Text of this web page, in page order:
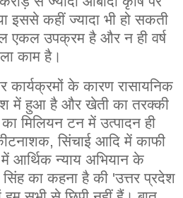
इससे कहीं ज्यादा भी हो सकती
एकल उपक्रम है और न ही वर्ष
काम है।
कार्यक्रमों के कारण रासायनिक
में हुआ है और खेती का तरक्की
मिलियन टन में उत्पादन ही
सिंचाई आदि में काफी
आर्थिक न्याय अभियान के
का कहना है की 'उत्तर प्रदेश